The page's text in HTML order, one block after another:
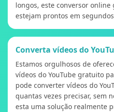
longos, este conversor
estejam prontos em
Converta vídeos do
Estamos orgulhosos de
vídeos do YouTube gratuito
pode converter vídeos do
quantas vezes precisar, sem
esta uma solução realmente